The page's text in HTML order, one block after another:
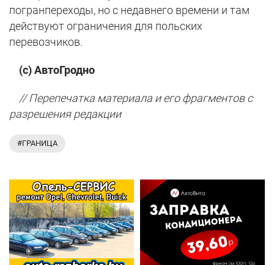
погранпереходы, но с недавнего времени и там
действуют ограничения для польских
перевозчиков.
(с) АвтоГродно
// Перепечатка материала и его фрагментов с
разрешения редакции
#ГРАНИЦА